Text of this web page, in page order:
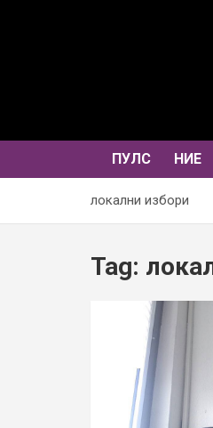
ПУЛС НИЕ
локални избори
Tag: